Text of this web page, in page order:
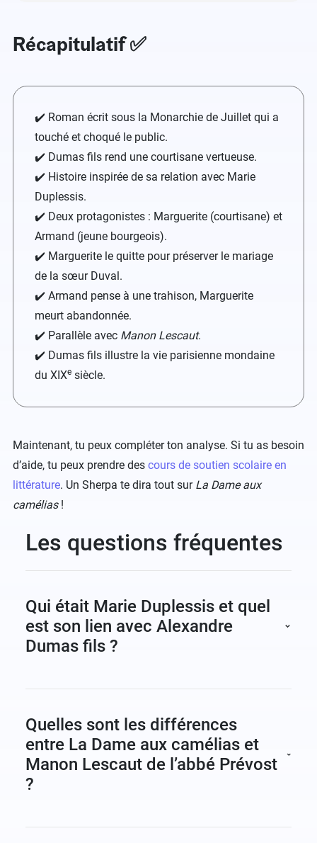
Récapitulatif ✅
✔️ Roman écrit sous la Monarchie de Juillet qui a
touché et choqué le public.
✔️ Dumas fils rend une courtisane vertueuse.
✔️ Histoire inspirée de sa relation avec Marie
Duplessis.
✔️ Deux protagonistes : Marguerite (courtisane) et
Armand (jeune bourgeois).
✔️ Marguerite le quitte pour préserver le mariage
de la sœur Duval.
✔️ Armand pense à une trahison, Marguerite
meurt abandonnée.
✔️ Parallèle avec Manon Lescaut.
✔️ Dumas fils illustre la vie parisienne mondaine
du XIXe siècle.
Maintenant, tu peux compléter ton analyse. Si tu as besoin
d’aide, tu peux prendre des cours de soutien scolaire en
littérature. Un Sherpa te dira tout sur La Dame aux
camélias!
Les questions fréquentes
Qui était Marie Duplessis et quel
est son lien avec Alexandre
Dumas fils ?
1824, était l’une des courtisanes les plus
famille modeste de Normandie, elle gravit
rapidement les échelons de la société
parisienne grâce à sa beauté et son intelligence,
Alexandre Dumas fils la rencontre vers 1844 et
Quelles sont les différences
entre La Dame aux camélias et
Manon Lescaut de l’abbé Prévost
?
Lescaut(1731) sont deux romans